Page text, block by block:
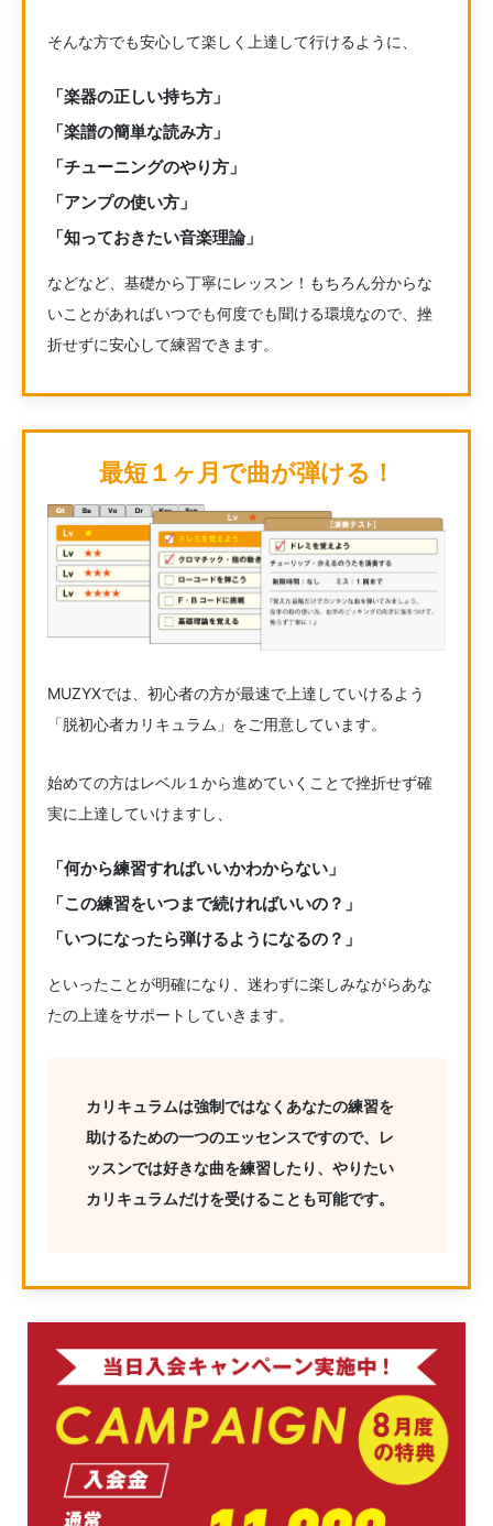
そんな方でも安心して楽しく上達して行けるように、
「楽器の正しい持ち方」
「楽譜の簡単な読み方」
「チューニングのやり方」
「アンプの使い方」
「知っておきたい音楽理論」
などなど、基礎から丁寧にレッスン！もちろん分からな
いことがあればいつでも何度でも聞ける環境なので、挫
折せずに安心して練習できます。
最短１ヶ月で曲が弾ける！
MUZYXでは、初心者の方が最速で上達していけるよう
「脱初心者カリキュラム」をご用意しています。
始めての方はレベル１から進めていくことで挫折せず確
実に上達していけますし、
「何から練習すればいいかわからない」
「この練習をいつまで続ければいいの？」
「いつになったら弾けるようになるの？」
といったことが明確になり、迷わずに楽しみながらあな
たの上達をサポートしていきます。
カリキュラムは強制ではなくあなたの練習を
助けるための一つのエッセンスですので、レ
ッスンでは好きな曲を練習したり、やりたい
カリキュラムだけを受けることも可能です。